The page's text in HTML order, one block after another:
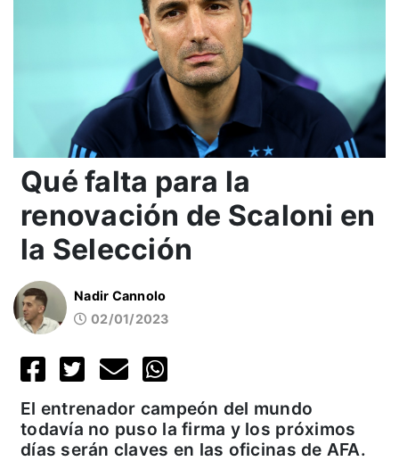
Qué falta para la
renovación de Scaloni en
la Selección
Nadir Cannolo
02/01/2023
El entrenador campeón del mundo
todavía no puso la firma y los próximos
días serán claves en las oficinas de AFA.